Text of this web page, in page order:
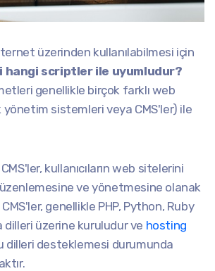
üzerinden kullanılabilmesi için
hangi scriptler ile uyumludur?
genellikle birçok farklı web
yönetim sistemleri veya CMS'ler) ile
kullanıcıların web sitelerini
ve yönetmesine olanak
genellikle PHP, Python, Ruby
dilleri üzerine kuruludur ve hosting
dilleri desteklemesi durumunda